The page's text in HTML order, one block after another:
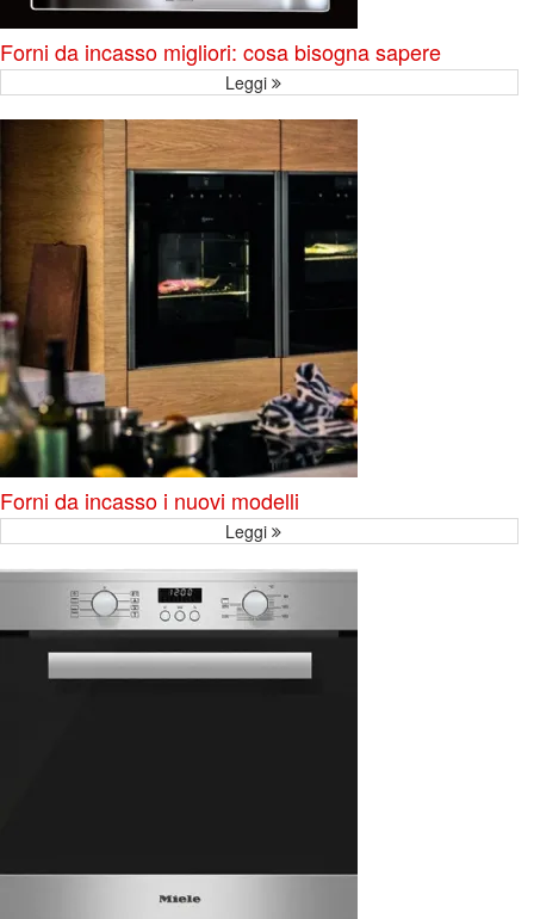
Forni da incasso migliori: cosa bisogna sapere
Leggi
Forni da incasso i nuovi modelli
Leggi